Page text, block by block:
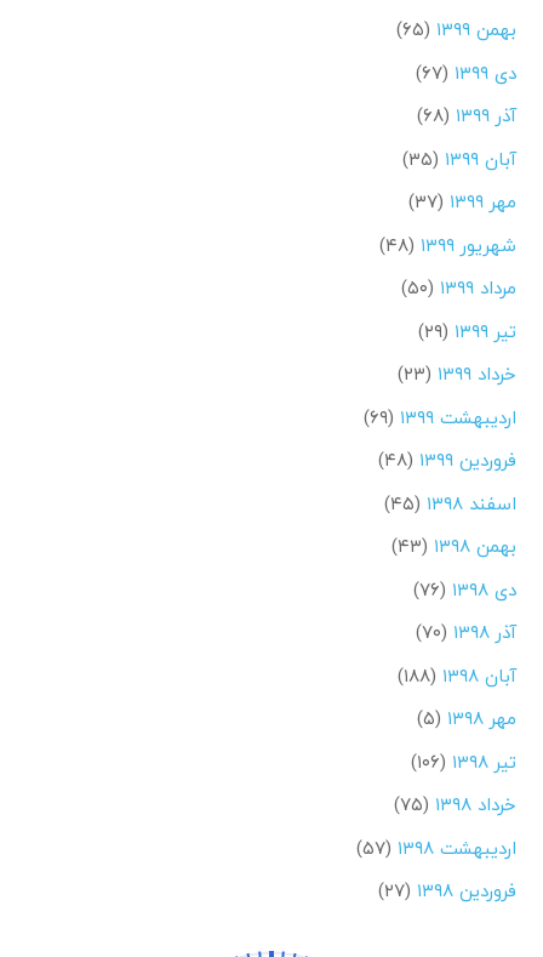
بهمن ۱۳۹۹
(۶۵)
دی ۱۳۹۹
(۶۷)
آذر ۱۳۹۹
(۶۸)
آبان ۱۳۹۹
(۳۵)
مهر ۱۳۹۹
(۳۷)
شهریور ۱۳۹۹
(۴۸)
مرداد ۱۳۹۹
(۵۰)
تیر ۱۳۹۹
(۲۹)
خرداد ۱۳۹۹
(۲۳)
اردیبهشت ۱۳۹۹
(۶۹)
فروردین ۱۳۹۹
(۴۸)
اسفند ۱۳۹۸
(۴۵)
بهمن ۱۳۹۸
(۴۳)
دی ۱۳۹۸
(۷۶)
آذر ۱۳۹۸
(۷۰)
آبان ۱۳۹۸
(۱۸۸)
مهر ۱۳۹۸
(۵)
تیر ۱۳۹۸
(۱۰۶)
خرداد ۱۳۹۸
(۷۵)
اردیبهشت ۱۳۹۸
(۵۷)
فروردین ۱۳۹۸
(۲۷)